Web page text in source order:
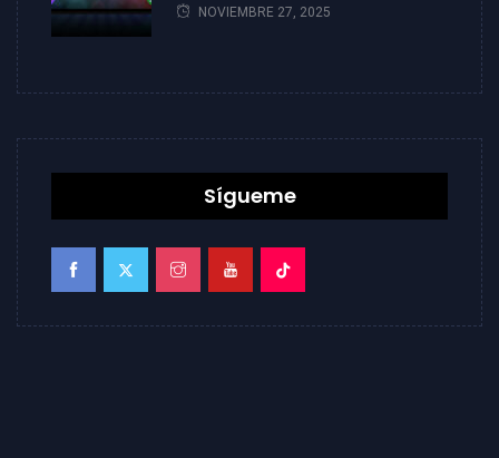
NOVIEMBRE 27, 2025
Sígueme